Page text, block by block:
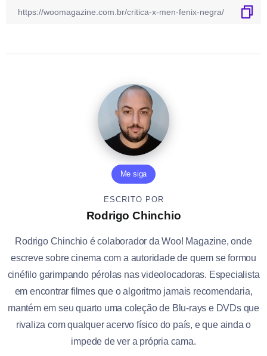
Me siga
ESCRITO POR
Rodrigo Chinchio
Rodrigo Chinchio é colaborador da Woo! Magazine, onde
escreve sobre cinema com a autoridade de quem se formou
cinéfilo garimpando pérolas nas videolocadoras. Especialista
em encontrar filmes que o algoritmo jamais recomendaria,
mantém em seu quarto uma coleção de Blu-rays e DVDs que
rivaliza com qualquer acervo físico do país, e que ainda o
impede de ver a própria cama.